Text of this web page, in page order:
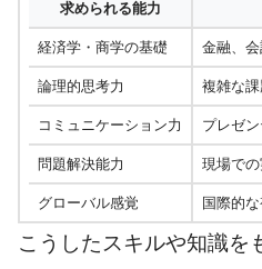
求められる能力
経済学・商学の基礎 金融、
論理的思考力 複雑な
コミュニケーション力 プレゼ
問題解決能力 現場で
グローバル感覚 国際的
こうしたスキルや知識を